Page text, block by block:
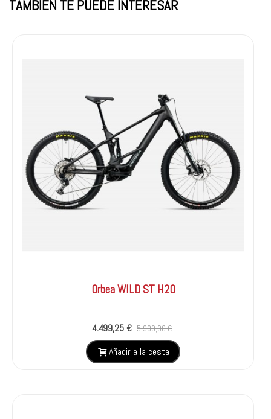
TAMBIÉN TE PUEDE INTERESAR
Orbea WILD ST H20
4.499,25 € 5.999,00 €
Añadir a la cesta